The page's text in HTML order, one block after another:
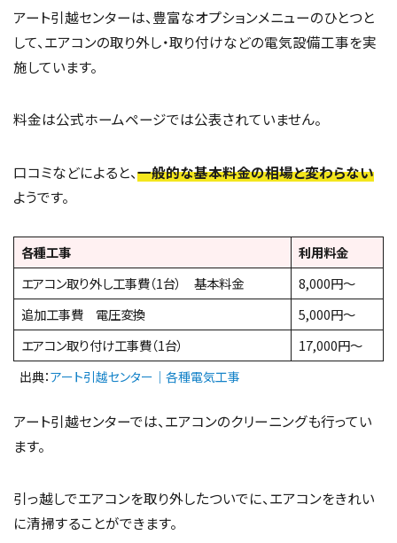
アート引越センターは、豊富なオプションメニューのひとつと
して、エアコンの取り外し・取り付けなどの電気設備工事を実
施しています。
料金は公式ホームページでは公表されていません。
口コミなどによると、一般的な基本料金の相場と変わらない
ようです。
各種工事
利用料金
エアコン取り外し工事費（1台） 基本料金
8,000円〜
追加工事費 電圧変換
5,000円〜
エアコン取り付け工事費（1台）
17,000円〜
出典：アート引越センター｜各種電気工事
アート引越センターでは、エアコンのクリーニングも行ってい
ます。
引っ越しでエアコンを取り外したついでに、エアコンをきれい
に清掃することができます。